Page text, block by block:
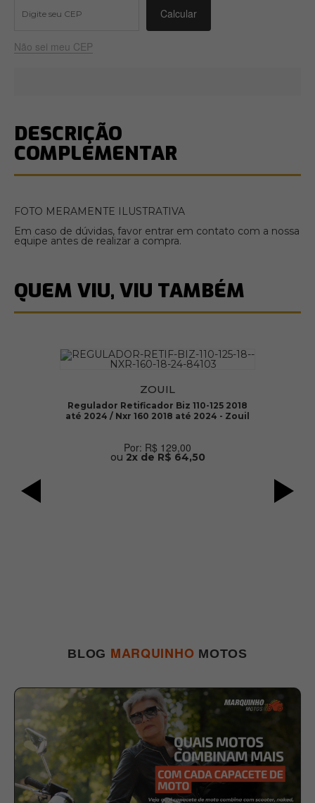
Não sei meu CEP
DESCRIÇÃO
COMPLEMENTAR
FOTO MERAMENTE ILUSTRATIVA
Em caso de dúvidas, favor entrar em contato com a nossa
equipe antes de realizar a compra.
QUEM VIU, VIU TAMBÉM
ZOUIL
Regulador Retificador Biz 110-125 2018
até 2024 / Nxr 160 2018 até 2024 - Zouil
R$ 129,00
ou 2x de R$ 64,50
BLOG MARQUINHO MOTOS